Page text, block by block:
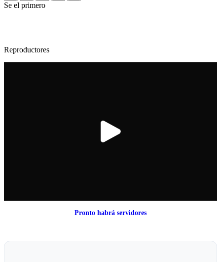
Se el primero
Reproductores
Pronto habrá servidores